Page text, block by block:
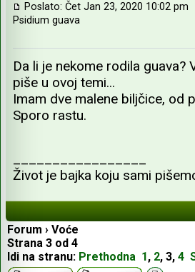
Poslato: Čet Jan 23, 2020 10:02 pm
Psidium guava
Da li je nekome rodila guava?
piše u ovoj temi...
Imam dve malene biljčice, od
Sporo rastu.
_________________
Život je bajka koju sami
Forum › Voće
Strana 3 od 4
Idi na stranu: Prethodna 1 , 2, 3, 4